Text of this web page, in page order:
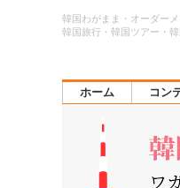
韓国わがまま・オーダー
韓国旅行・韓国ツアー・
ホーム コン